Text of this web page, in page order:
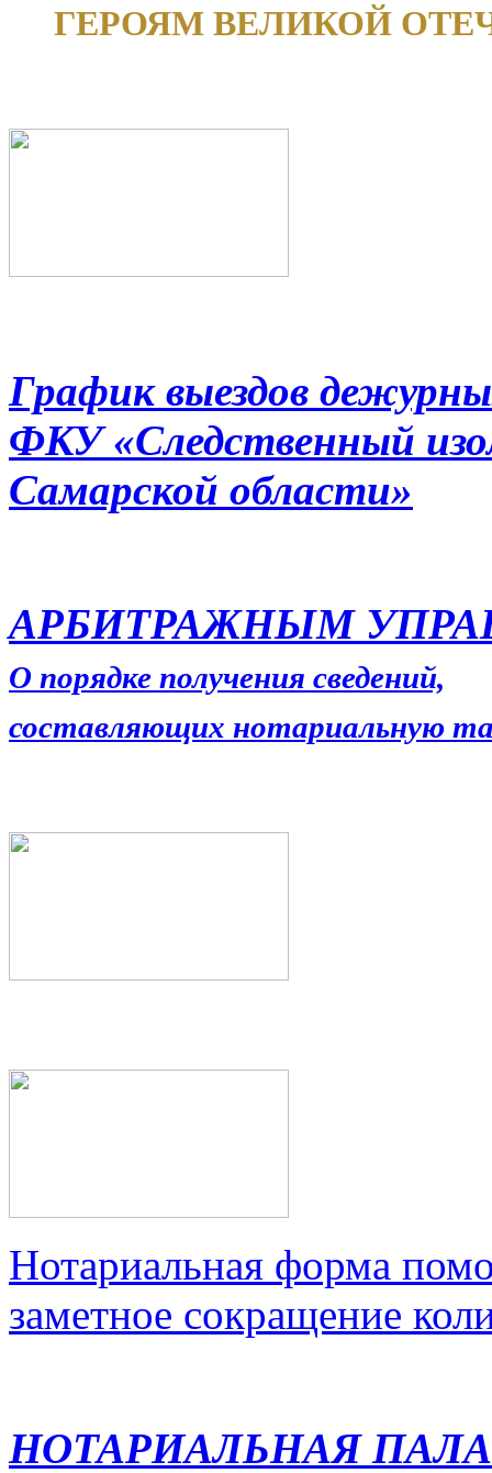
ГЕРОЯМ ВЕЛИКОЙ
График выездов
ФКУ «Следственный
Самарской области»
АРБИТРАЖНЫМ
О порядке получения сведений,
составляющих нотариальную
Нотариальная форма
заметное сокращение
НОТАРИАЛЬНАЯ